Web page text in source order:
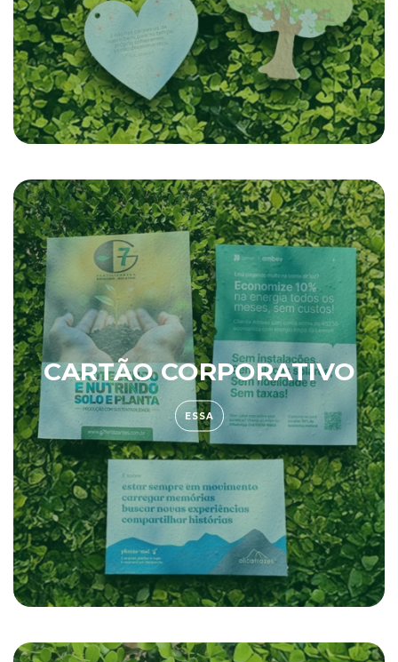
CARTÃO CORPORATIVO
ESSA